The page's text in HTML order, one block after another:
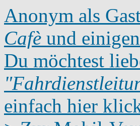
Anonym als
Cafè und
Du möchtest
einfach hier